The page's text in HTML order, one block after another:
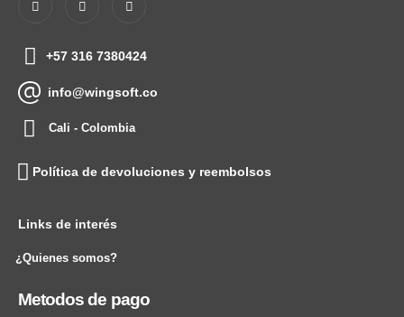
+57 316 7380424
info@wingsoft.co
Cali - Colombia
Política de devoluciones y reembolsos
Links de interés
¿Quienes somos?
Metodos de pago